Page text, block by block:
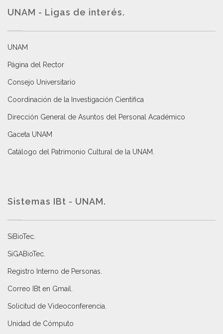
UNAM - Ligas de interés.
UNAM
Página del Rector
Consejo Universitario
Coordinación de la Investigación Científica
Dirección General de Asuntos del Personal Académico
Gaceta UNAM
Catálogo del Patrimonio Cultural de la UNAM.
Sistemas IBt - UNAM.
SiBioTec
SiGABioTec.
Registro Interno de Personas
Correo IBt en Gmail
Solicitud de Videoconferencia.
Unidad de Cómputo